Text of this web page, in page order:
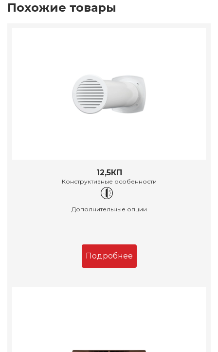
Похожие товары
12,5КП
Конструктивные особенности
Дополнительные опции
Подробнее